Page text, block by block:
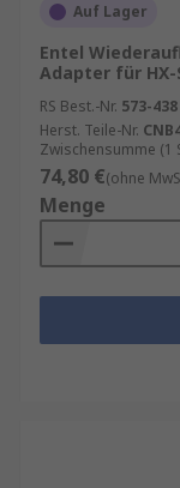
Auf Lager
Entel
Adapter für HX-
RS Best.-Nr. 573-438
Herst. Teile-Nr.
Zwischensumme (1
74,80 €(ohne
Menge